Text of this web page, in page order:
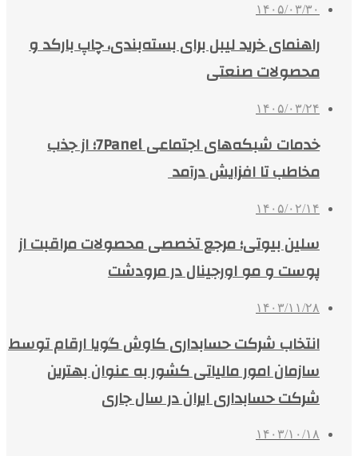
۱۴۰۵/۰۳/۳۰
راهنمای خرید لیبل برای بسته‌بندی، چاپ بارکد و
محصولات صنعتی
۱۴۰۵/۰۳/۲۴
خدمات شبکه‌های اجتماعی 7Panel؛ از جذب
مخاطب تا افزایش درآمد
۱۴۰۵/۰۲/۱۴
سلین بیوتی؛ مرجع تخصصی محصولات مراقبت از
پوست و مو اورجینال در مرودشت
۱۴۰۳/۱۱/۲۸
انتخاب شرکت حسابداری کاوش گویا ارقام توسط
سازمان امور مالیاتی کشور به عنوان بهترین
شرکت حسابداری ایران در سال جاری
۱۴۰۳/۱۰/۱۸